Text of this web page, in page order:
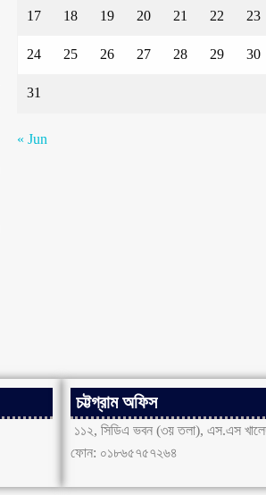
17 18 19 20 21 22 23
24 25 26 27 28 29 30
31
« Jun
চট্টগ্রাম অফিস
১১২, সিডিএ ভবন (৩য় তলা), এস.এস
ফোন: ০১৮৬৫৭৫৭২৬৪